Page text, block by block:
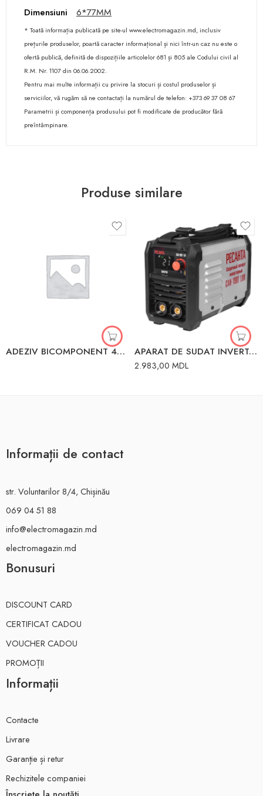
Dimensiuni
6*77MM
* Toată informația publicată pe site-ul www.electromagazin.md, inclusiv
prețurile produselor, poartă caracter informațional și nici într-un caz nu este o
ofertă publică, definită de dispozițiile articolelor 681 și 805 ale Codului civil al
R.M. Nr. 1107 din 06.06.2002.
Pentru mai multe informații cu privire la stocuri și costul produselor și
serviciilor, vă rugăm să ne contactați la numărul de telefon: +373 69 37 08 67
Parametrii și componența produsului pot fi modificate de producător fără
preîntâmpinare.
Produse similare
ADEZIV BICOMPONENT 400ml ACTIVATOR 100g SOMAFIX APARAT DE SUDAT INVERTOR MMA-190 MMA 190A 7.2 kW 220V RESANTA
2.983,00 MDL
Informații de contact
str. Voluntarilor 8/4, Chișinău
069 04 51 88
info@electromagazin.md
electromagazin.md
Bonusuri
DISCOUNT CARD
CERTIFICAT CADOU
VOUCHER CADOU
PROMOȚII
Informații
Contacte
Livrare
Garanție și retur
Rechizitele companiei